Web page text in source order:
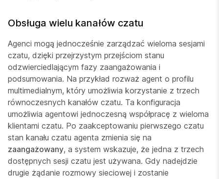
Obsługa wielu kanałów czatu
Agenci mogą jednocześnie zarządzać wieloma sesjami
czatu, dzięki przejrzystym przejściom stanu
odzwierciedlającym fazy zaangażowania i
podsumowania. Na przykład rozważ agent o profilu
multimedialnym, który umożliwia korzystanie z trzech
równoczesnych kanałów czatu. Ta konfiguracja
umożliwia agentowi jednoczesną współpracę z wieloma
klientami czatu. Po zaakceptowaniu pierwszego czatu
stan kanału czatu agenta zmienia się na
zaangażowany, a system wskazuje, że jedna z trzech
dostępnych sesji czatu jest używana. Gdy nadejdzie
drugie żądanie rozmowy sieciowej i zostanie